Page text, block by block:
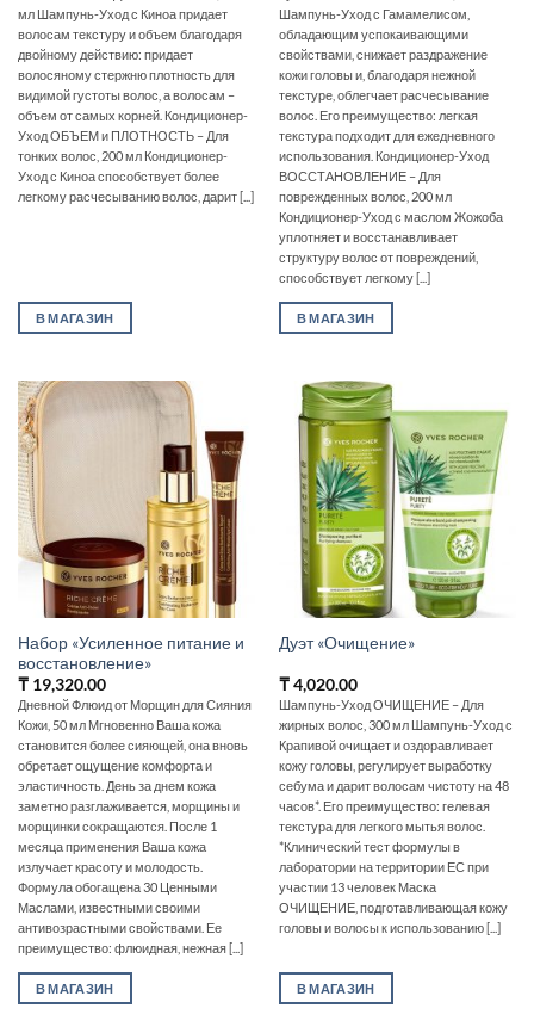
мл Шампунь-Уход с Киноа придает
волосам текстуру и объем благодаря
двойному действию: придает
волосяному стержню плотность для
видимой густоты волос, а волосам –
объем от самых корней. Кондиционер-
Уход ОБЪЕМ и ПЛОТНОСТЬ – Для
тонких волос, 200 мл Кондиционер-
Уход с Киноа способствует более
легкому расчесыванию волос, дарит [...]
В МАГАЗИН
Шампунь-Уход с Гамамелисом,
обладающим успокаивающими
свойствами, снижает раздражение
кожи головы и, благодаря нежной
текстуре, облегчает расчесывание
волос. Его преимущество: легкая
текстура подходит для ежедневного
использования. Кондиционер-Уход
ВОССТАНОВЛЕНИЕ – Для
поврежденных волос, 200 мл
Кондиционер-Уход с маслом Жожоба
уплотняет и восстанавливает
структуру волос от повреждений,
способствует легкому [...]
В МАГАЗИН
Набор «Усиленное питание и
восстановление»
₸19,320.00
Дневной Флюид от Морщин для Сияния
Кожи, 50 мл Мгновенно Ваша кожа
становится более сияющей, она вновь
обретает ощущение комфорта и
эластичность. День за днем кожа
заметно разглаживается, морщины и
морщинки сокращаются. После 1
месяца применения Ваша кожа
излучает красоту и молодость.
Формула обогащена 30 Ценными
Маслами, известными своими
антивозрастными свойствами. Ее
преимущество: флюидная, нежная [...]
В МАГАЗИН
Дуэт «Очищение»
₸4,020.00
Шампунь-Уход ОЧИЩЕНИЕ – Для
жирных волос, 300 мл Шампунь-Уход с
Крапивой очищает и оздоравливает
кожу головы, регулирует выработку
себума и дарит волосам чистоту на 48
часов*. Его преимущество: гелевая
текстура для легкого мытья волос.
*Клинический тест формулы в
лаборатории на территории ЕС при
участии 13 человек Маска
ОЧИЩЕНИЕ, подготавливающая кожу
головы и волосы к использованию [...]
В МАГАЗИН